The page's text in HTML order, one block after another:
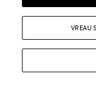
VREAU